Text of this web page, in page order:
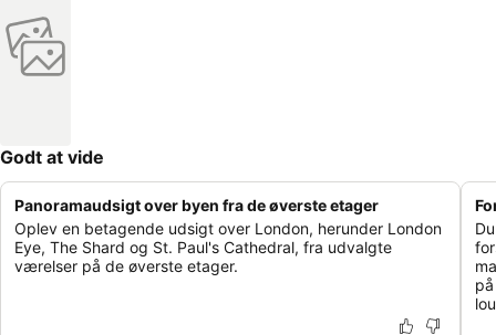
Godt at vide
Panoramaudsigt over byen fra de øverste etager
Oplev en betagende udsigt over London, herunder London
Eye, The Shard og St. Paul's Cathedral, fra udvalgte
værelser på de øverste etager.